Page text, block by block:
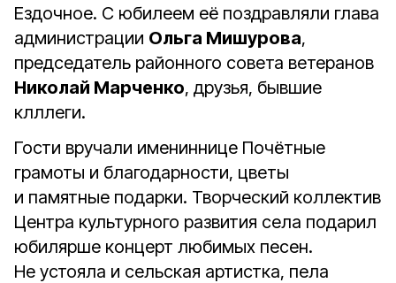
Ездочное. С юбилеем её поздравляли глава
администрации Ольга Мишурова,
председатель районного совета ветеранов
Николай Марченко, друзья, бывшие
клллеги.
Гости вручали имениннице Почётные
грамоты и благодарности, цветы
и памятные подарки. Творческий коллектив
Центра культурного развития села подарил
юбилярше концерт любимых песен.
Не устояла и сельская артистка, пела